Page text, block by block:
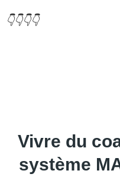
👇👇👇👇
Vivre du
système